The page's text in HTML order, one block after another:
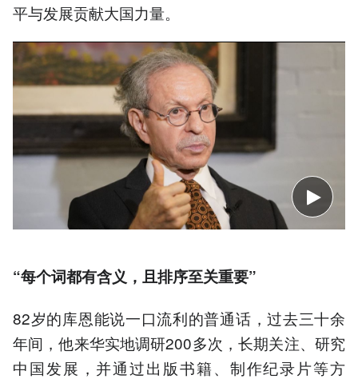
平与发展贡献大国力量。
“每个词都有含义，且排序至关重要”
82岁的库恩能说一口流利的普通话，过去三十余
年间，他来华实地调研200多次，长期关注、研究
中国发展，并通过出版书籍、制作纪录片等方